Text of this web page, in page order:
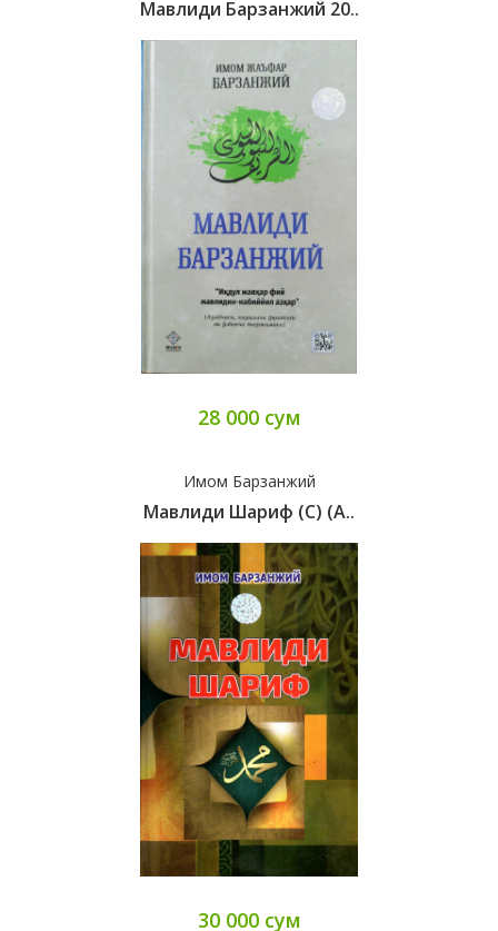
Мавлиди Барзанжий 20..
28 000 сум
Имом Барзанжий
Мавлиди Шариф (с) (А..
30 000 сум